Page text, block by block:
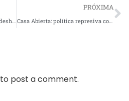
PRÓXIMA
Casa Abierta: política represiva contra usuarios de narcóticos es peor que las drogas
to post a comment.